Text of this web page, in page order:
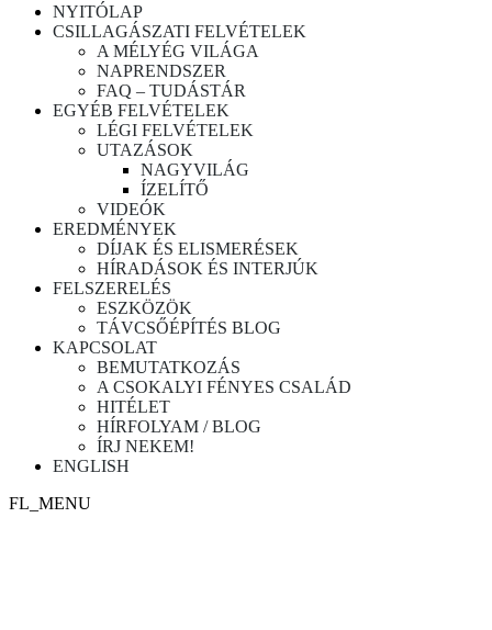
NYITÓLAP
CSILLAGÁSZATI FELVÉTELEK
A MÉLYÉG VILÁGA
NAPRENDSZER
FAQ – TUDÁSTÁR
EGYÉB FELVÉTELEK
LÉGI FELVÉTELEK
UTAZÁSOK
NAGYVILÁG
ÍZELÍTŐ
VIDEÓK
EREDMÉNYEK
DÍJAK ÉS ELISMERÉSEK
HÍRADÁSOK ÉS INTERJÚK
FELSZERELÉS
ESZKÖZÖK
TÁVCSŐÉPÍTÉS BLOG
KAPCSOLAT
BEMUTATKOZÁS
A CSOKALYI FÉNYES CSALÁD
HITÉLET
HÍRFOLYAM / BLOG
ÍRJ NEKEM!
ENGLISH
FL_MENU